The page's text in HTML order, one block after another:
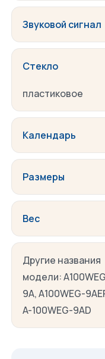
Звуковой сигнал
Стекло
пластиковое
Календарь
Размеры
Вес
Другие названия
модели:
9A, A100WEG-
A-100WEG-9AD